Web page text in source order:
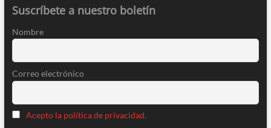
Suscríbete a nuestro boletín
Nombre
Correo electrónico
Acepto la política de privacidad.